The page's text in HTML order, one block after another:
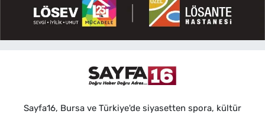
Sayfa16, Bursa ve Türkiye'de siyasetten spora, kültür